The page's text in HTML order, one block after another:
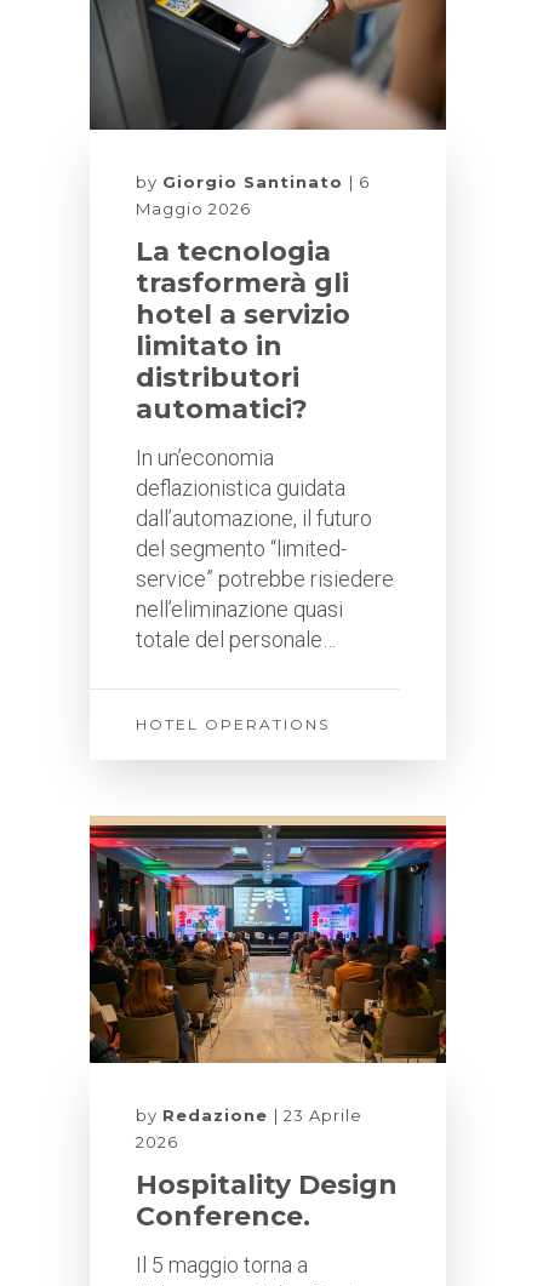
by Giorgio Santinato
6
Maggio 2026
La tecnologia
trasformerà gli
hotel a servizio
limitato in
distributori
automatici?
In un’economia
deflazionistica guidata
dall’automazione, il futuro
del segmento “limited-
service” potrebbe risiedere
nell’eliminazione quasi
totale del personale…
HOTEL OPERATIONS
by Redazione
23 Aprile
2026
Hospitality Design
Conference.
Il 5 maggio torna a